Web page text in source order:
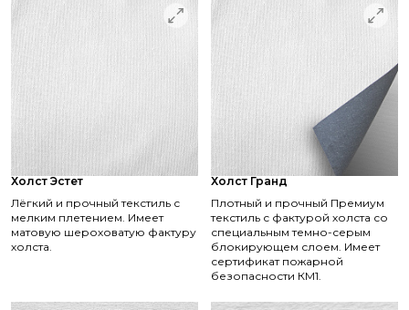
Холст Эстет
Лёгкий и прочный текстиль с
мелким плетением. Имеет
матовую шероховатую фактуру
холста.
Холст Гранд
Плотный и прочный Премиум
текстиль с фактурой холста со
специальным темно-серым
блокирующем слоем. Имеет
сертификат пожарной
безопасности КМ1.